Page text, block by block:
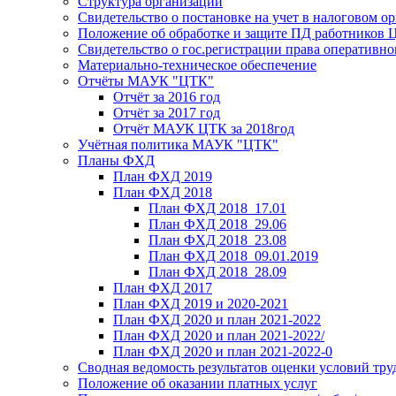
Свидетельство о постановке на учет в налоговом
Положение об обработке и защите ПД работников
Свидетельство о гос.регистрации права
Материально-техническое обеспечение
Отчёты МАУК "ЦТК"
Отчёт за 2016 год
Отчёт за 2017 год
Отчёт МАУК ЦТК за 2018год
Учётная политика МАУК "ЦТК"
Планы ФХД
План ФХД 2019
План ФХД 2018
План ФХД 2018_17.01
План ФХД 2018_29.06
План ФХД 2018_23.08
План ФХД 2018_09.01.2019
План ФХД 2018_28.09
План ФХД 2017
План ФХД 2019 и 2020-2021
План ФХД 2020 и план 2021-2022
План ФХД 2020 и план 2021-2022/
План ФХД 2020 и план 2021-2022-0
Сводная ведомость результатов оценки условий
Положение об оказании платных услуг